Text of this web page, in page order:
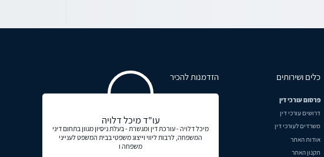
כלים ושירותים
פרסום עורכי דין
דרושים עורכי דין
משרדים לעורכי דין
אודות האתר
תקנון האתר
הזדמנות להכיר
עו"ד מיכל דלויה
מיכל דלויה - עורכת דין ומגשרת - בעלת ניסיון מגוון בתחום דיני
המשפחה, לרבות ליווי וייצוג משפטי בבית המשפט לענייני
משפחה ו